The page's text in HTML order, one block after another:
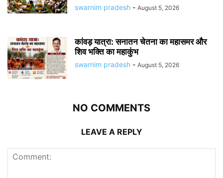
swarnim pradesh - August 5, 2026
कांवड़ यात्रा: सनातन चेतना का महासमर और
शिव भक्ति का महाकुंभ
swarnim pradesh - August 5, 2026
NO COMMENTS
LEAVE A REPLY